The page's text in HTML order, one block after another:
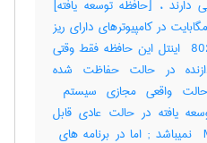
دارند ، [حافظه توسعه یافته]
در کامپیوترهای دارای ریز
پردازنده ‎ 80286/80386/80486 اینتل این حافظه فقط وقتی
در حالت حفاظت شده
توسعه یافته در حالت عادی قابل